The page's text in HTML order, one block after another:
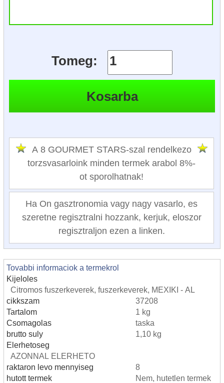
Tomeg:
A 8 GOURMET STARS-szal rendelkezo
torzsvasarloink minden termek arabol 8%-
ot sporolhatnak!
Ha On gasztronomia vagy nagy vasarlo, es
szeretne regisztralni hozzank, kerjuk, eloszor
regisztraljon ezen a linken.
Tovabbi informaciok a termekrol
Kijeloles
Citromos fuszerkeverek, fuszerkeverek, MEXIKI - AL
cikkszam
37208
Tartalom
1 kg
Csomagolas
taska
brutto suly
1,10 kg
Elerhetoseg
AZONNAL ELERHETO
raktaron levo mennyiseg
8
hutott termek
Nem, hutetlen termek